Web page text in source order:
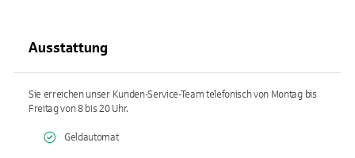
Ausstattung
Sie erreichen unser Kunden-Service-Team telefonisch von Montag bis
Freitag von 8 bis 20 Uhr.
Geldautomat